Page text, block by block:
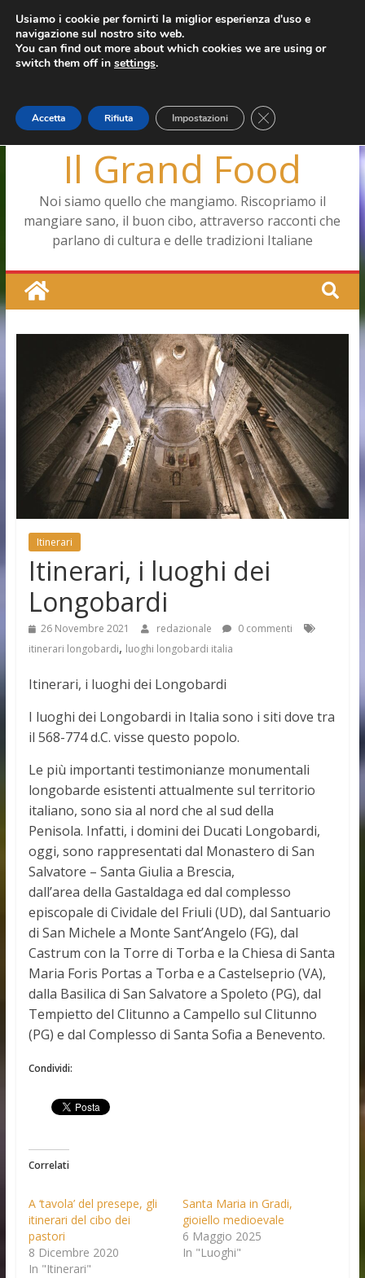
Salta
contenuto
giovedì, Agosto 6, 2026
Ultimo: Capodimonte, ritorna la tavola di corte
Pizza a Corte
Le carote, alleate della pelle e non solo
Il Grand Food
Noi siamo quello che mangiamo. Riscopriamo il
mangiare sano, il buon cibo, attraverso racconti che
parlano di cultura e delle tradizioni Italiane
Itinerari
Itinerari, i luoghi dei
Longobardi
26 Novembre 2021 redazionale
0 commenti
itinerari longobardi, luoghi longobardi italia
Itinerari, i luoghi dei Longobardi
I luoghi dei Longobardi in Italia sono i siti dove tra
il 568-774 d.C. visse questo popolo.
Le più importanti testimonianze monumentali
longobarde esistenti attualmente sul territorio
italiano, sono sia al nord che al sud della
Penisola. Infatti, i domini dei Ducati Longobardi,
oggi, sono rappresentati dal Monastero di San
Salvatore – Santa Giulia a Brescia,
dall’area della Gastaldaga ed dal complesso
episcopale di Cividale del Friuli (UD), dal Santuario
di San Michele a Monte Sant’Angelo (FG), dal
Castrum con la Torre di Torba e la Chiesa di Santa
Maria Foris Portas a Torba e a Castelseprio (VA),
dalla Basilica di San Salvatore a Spoleto (PG), dal
Tempietto del Clitunno a Campello sul Clitunno
(PG) e dal Complesso di Santa Sofia a Benevento.
Condividi:
Correlati
A ‘tavola’ del presepe, gli
itinerari del cibo dei
pastori
8 Dicembre 2020
In "Itinerari"
Santa Maria in Gradi,
gioiello medioevale
6 Maggio 2025
In "Luoghi"
Usiamo i cookie per fornirti la miglior esperienza d'uso e
navigazione sul nostro sito web.
You can find out more about which cookies we are using or
switch them off in settings.
Accetta Rifiuta Impostazioni Close GDPR